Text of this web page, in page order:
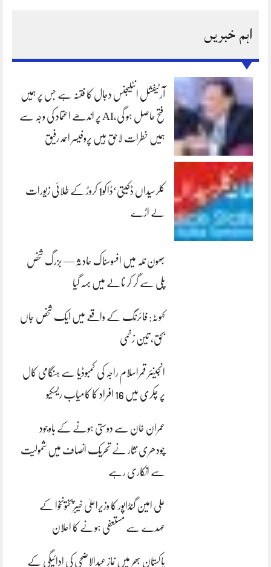
اہم خبریں
آرٹیفشل انٹلیجنس دجال کا فتنہ ہے جس پر ہمیں
فتح حاصل ہو گی،AI پر اندھے اعتماد کی وجہ سے
ہمیں خطرات لاحق ہیں پروفیسر احمد رفیق
کلرسیداں ڈکیتی‘ڈاکو1 کروڑ کے طلائی زیورات
لے اڑے
بھون نلہ میں افسوسناک حادثہ — بزرگ شخص
پلی سے گر کر نالے میں بہہ گیا
کہوٹہ: فائرنگ کے واقعے میں ایک شخص جاں
بحق، تین زخمی
انجینئر قمراسلام راجہ کی کمبوڈیا سے ہنگامی کال
پر چکری میں 16 افراد کا کامیاب ریسکیو
عمران خان سے دوستی ہونے کے باوجود
چودھری نثار نے تحریک انصاف میں شمولیت
سے انکاری رہے
علی امین گنڈاپور کا وزیراعلیٰ خیبرپختونخوا کے
عہدے سے مستعفی ہونے کا اعلان
پاکستان بھر میں نمازِ عیدالاضحی کی ادائیگی کے